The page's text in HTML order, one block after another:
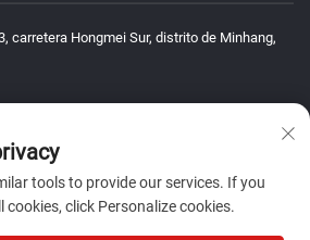
carretera Hongmei Sur, distrito de Minhang,
tools to provide our services. If you
click Personalize cookies.